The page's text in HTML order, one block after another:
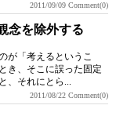
2011/09/09 Comment(0)
を除外する
が「考えるというこ
き、そこに誤った固定
、それにとら...
2011/08/22 Comment(0)